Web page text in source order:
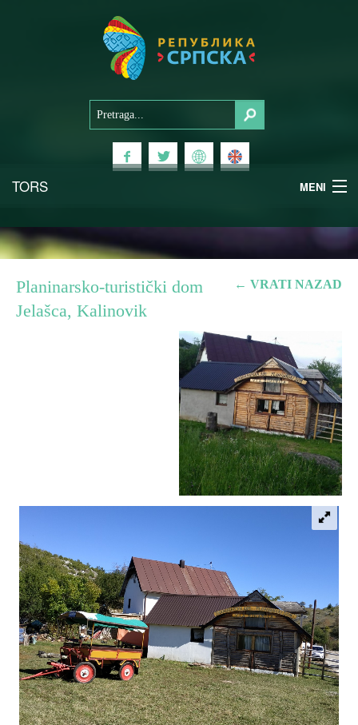
TORS MENI
Planinski turizam
Gastronomija
Lov i ribolov
Seoski turizam
Omladinski turizam
← VRATI NAZAD
Planinarsko-turistički dom
Jelašca, Kalinovik